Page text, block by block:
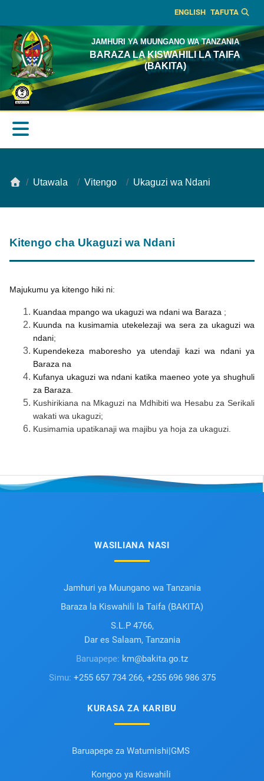
ENGLISH TAFUTA
JAMHURI YA MUUNGANO WA TANZANIA
BARAZA LA KISWAHILI LA TAIFA
(BAKITA)
Utawala Vitengo Ukaguzi wa Ndani
Kitengo cha Ukaguzi wa Ndani
Majukumu ya kitengo hiki ni:
Kuandaa mpango wa ukaguzi wa ndani wa Baraza ;
Kuunda na kusimamia utekelezaji wa sera za ukaguzi wa
ndani;
Kupendekeza maboresho ya utendaji kazi wa ndani ya
Baraza na
Kufanya ukaguzi wa ndani katika maeneo yote ya shughuli
za Baraza
Kushirikiana na Mkaguzi na Mdhibiti wa Hesabu za Serikali
wakati wa ukaguzi;
Kusimamia upatikanaji wa majibu ya hoja za ukaguzi.
WASILIANA NASI
Jamhuri ya Muungano wa Tanzania
Baraza la Kiswahili la Taifa (BAKITA)
S.L.P 4766,
Dar es Salaam, Tanzania
Baruapepe: km@bakita.go.tz
Simu: +255 657 734 266, +255 696 986 375
KURASA ZA KARIBU
Baruapepe za Watumishi|GMS
Kongoo ya Kiswahili